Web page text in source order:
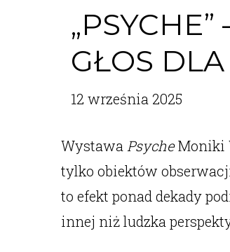
GŁOS
12 września 2025
Wystawa PsycheMoniki
tylko obiektów
to efekt ponad dekady
innej niż ludzka